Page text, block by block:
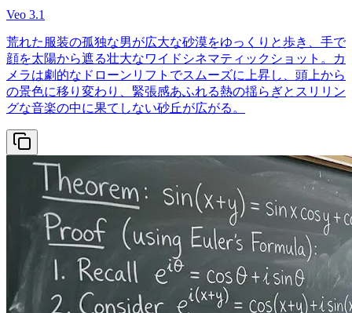
Veo 3.1
荒れた服装の孤独な男が広大な砂漠をゆっくりと歩き、手で
顔を太陽から遮る壮大なワイドシネマティックショット。カ
メラは劇的なドローンリフトでスムーズに上昇し、頭上から
の景色に移り変わり、緊張感あふれる熱の揺らぎとスリリン
グな音楽の中に果てしない砂丘が広がる。